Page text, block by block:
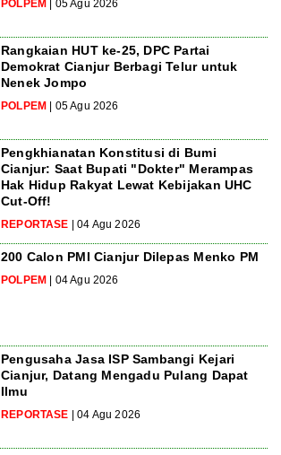
POLPEM | 05 Agu 2026
Rangkaian HUT ke-25, DPC Partai
Demokrat Cianjur Berbagi Telur untuk
Nenek Jompo
POLPEM | 05 Agu 2026
Pengkhianatan Konstitusi di Bumi
Cianjur: Saat Bupati "Dokter" Merampas
Hak Hidup Rakyat Lewat Kebijakan UHC
Cut-Off!
REPORTASE | 04 Agu 2026
200 Calon PMI Cianjur Dilepas Menko PM
POLPEM | 04 Agu 2026
Pengusaha Jasa ISP Sambangi Kejari
Cianjur, Datang Mengadu Pulang Dapat
Ilmu
REPORTASE | 04 Agu 2026